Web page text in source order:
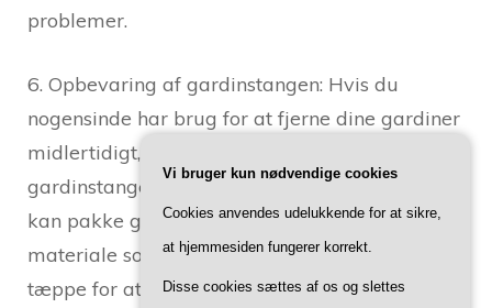
problemer.
6. Opbevaring af gardinstangen: Hvis du
nogensinde har brug for at fjerne dine gardiner
midlertidigt, er det vigtigt at opbevare
gardinstangen korrekt for at undgå skader. Du
kan pakke gardinstangen ind i et blødt
materiale som f.eks. et håndklæde eller en
tæppe for at beskytte den mod ridser eller slag
Vi bruger kun nødvendige cookies
Cookies anvendes udelukkende for at sikre,
at hjemmesiden fungerer korrekt.
Disse cookies sættes af os og slettes